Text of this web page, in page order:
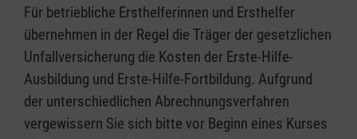
Für betriebliche Ersthelferinnen und Ersthelfer
übernehmen in der Regel die Träger der gesetzlichen
Unfallversicherung die Kosten der Erste-Hilfe-
Ausbildung und Erste-Hilfe-Fortbildung. Aufgrund
der unterschiedlichen Abrechnungsverfahren
vergewissern Sie sich bitte vor Beginn eines Kurses